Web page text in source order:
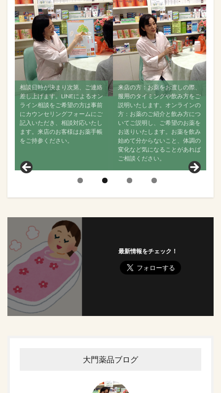
来店の方：お薬をお渡しの際、
服用のタイミングや飲み方をご
説明いたします。オンラインの
方：お薬のご紹介と飲み方につ
いてご説明し、ご希望のお薬を
お送りいたします。お薬を飲み
始めて分からないこと、体調の
すべて飲み終えましたら、再度
ご相談ください。ご来店でもオ
ンラインでも構いませんので、
なるべく経過をご連絡くださ
い。お薬が効いているか、飲ん
で何か変化がなかったかどう
か、舌の状態はどうか？などお
聞きし、その後の状態について
見ていきます。
最新情報をチェック！
大門薬品ブログ